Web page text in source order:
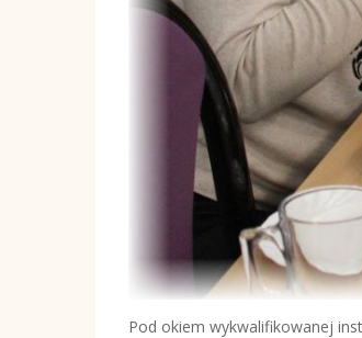
Pod okiem wykwalifikowanej